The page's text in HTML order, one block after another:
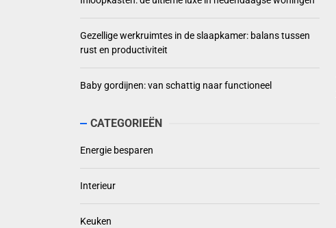
Gezellige werkruimtes in de slaapkamer: balans tussen
rust en productiviteit
Baby gordijnen: van schattig naar functioneel
CATEGORIEËN
Energie besparen
Interieur
Keuken